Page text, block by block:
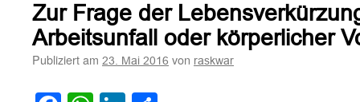
Zur Frage der
Arbeitsunfall oder körperlicher
Publiziert am 23. Mai 2016 von raskwar